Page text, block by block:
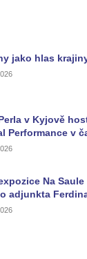
Vltavy Vraňany
100 let republiky
v Hrobčicích
domem čp. 17 v
v parku v centru
poustevníka v
nádrže v
jako hlas
v Kyjově
Performance v
Na
adjunkta